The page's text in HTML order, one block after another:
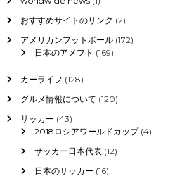
おすすめサイトのリンク (2)
アメリカンフットボール(172)
日本のアメフト (169)
カーライフ (128)
グルメ情報について (120)
サッカー (43)
2018ロシアワールドカップ(4)
サッカー日本代表(12)
日本のサッカー (16)